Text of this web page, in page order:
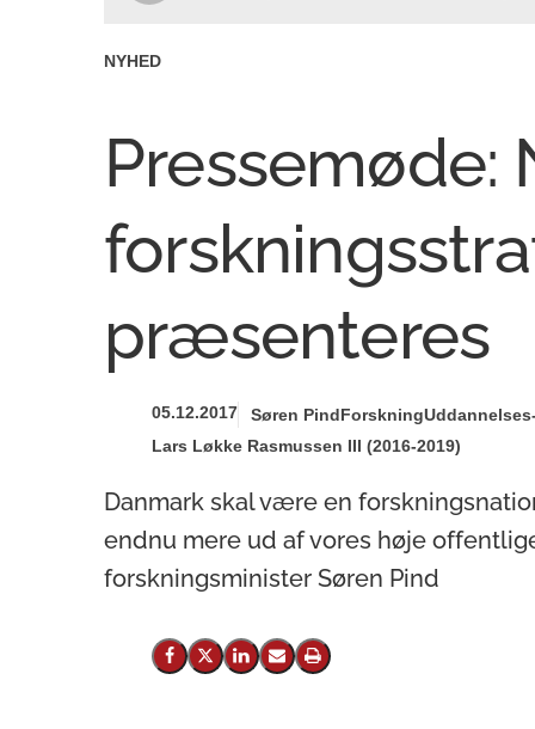
NYHED
Pressemøde:
præsenteres
05.12.2017 Søren PindForskning
Lars Løkke Rasmussen III (2016-2019)
Danmark skal være en
endnu mere ud af vores høje
forskningsminister Søren Pind
Del på Facebook
Del på X (Twitter)
Del på LinkedIn
Send email
Print